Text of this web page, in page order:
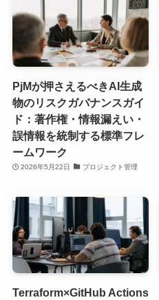
PjMが押さえるべきAI生成
物のリスクガバナンスガイ
ド：著作権・情報漏えい・
誤情報を統制する標準フレ
ームワーク
2026年5月22日 プロジェクト管理
Terraform×GitHub Actions